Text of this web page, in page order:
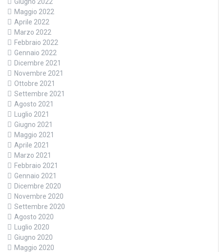
Maggio 2022
Aprile 2022
Marzo 2022
Febbraio 2022
Gennaio 2022
Dicembre 2021
Novembre 2021
Ottobre 2021
Settembre 2021
Agosto 2021
Luglio 2021
Giugno 2021
Maggio 2021
Aprile 2021
Marzo 2021
Febbraio 2021
Gennaio 2021
Dicembre 2020
Novembre 2020
Settembre 2020
Agosto 2020
Luglio 2020
Giugno 2020
Maggio 2020